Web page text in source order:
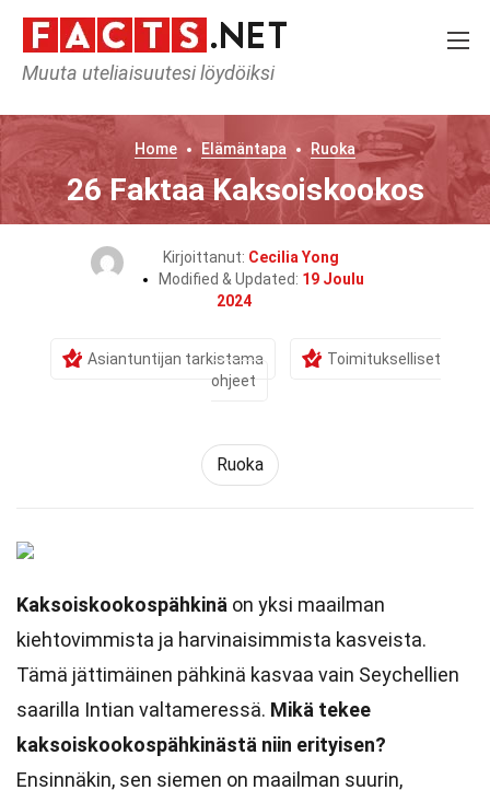
Muuta uteliaisuutesi löydöiksi
Home Elämäntapa Ruoka
26 Faktaa Kaksoiskookos
Kirjoittanut: Cecilia Yong
Modified & Updated: 19 Joulu
2024
Asiantuntijan tarkistama
Toimitukselliset
ohjeet
Ruoka
Kaksoiskookospähkinä on yksi maailman
kiehtovimmista ja harvinaisimmista kasveista.
Tämä jättimäinen pähkinä kasvaa vain Seychellien
saarilla Intian valtameressä. Mikä tekee
kaksoiskookospähkinästä niin erityisen?
Ensinnäkin, sen siemen on maailman suurin,